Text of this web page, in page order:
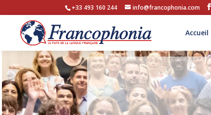
+33 493 160 244 info@francophonia.com
Accueil